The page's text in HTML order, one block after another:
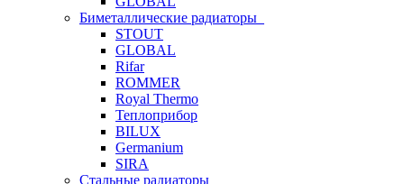
Биметаллические радиаторы
STOUT
GLOBAL
Rifar
ROMMER
Royal Thermo
Теплоприбор
BILUX
Germanium
SIRA
Стальные радиаторы